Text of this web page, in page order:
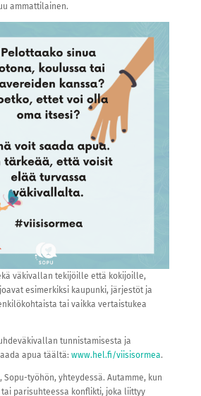
ammattilainen.
väkivallan tekijöille että kokijoille,
esimerkiksi kaupunki, järjestöt ja
tai vaikka vertaistukea
tunnistamisesta ja
apua täältä: www.hel.fi/viisisormea.
työhön, yhteydessä. Autamme, kun
parisuhteessa konflikti, joka liittyy